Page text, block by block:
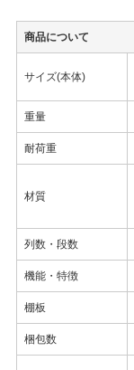
商品について
サイズ(本体)
重量
耐荷重
材質
列数・段数
機能・特徴
棚板
梱包数